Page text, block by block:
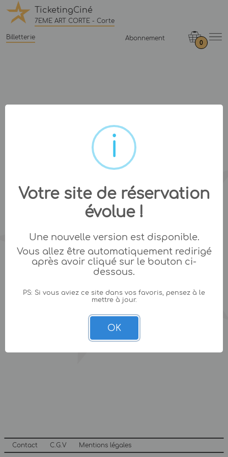
TicketingCiné
7EME ART CORTE - Corte
Billetterie Abonnement
0
Contact C.G.V Mentions légales
Votre site de réservation
évolue !
Une nouvelle version est disponible.
Vous allez être automatiquement redirigé
après avoir cliqué sur le bouton ci-
dessous.
PS: Si vous aviez ce site dans vos favoris, pensez à le
mettre à jour.
OK